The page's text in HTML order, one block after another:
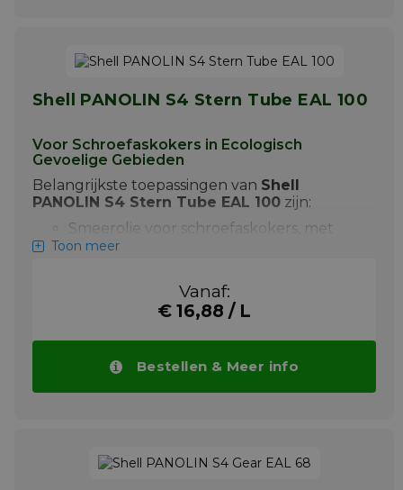
Meer info
Shell PANOLIN S4 Stern Tube EAL 100
Voor Schroefaskokers in Ecologisch
Gevoelige Gebieden
Belangrijkste toepassingen van Shell
PANOLIN S4 Stern Tube EAL 100 zijn:
Smeerolie voor schroefaskokers, met
uitstekende slijtagebescherming
hoge temperaturen
Milieuvriendelijk, voldoet aan EU
Shell PANOLIN S4 Stern Tube EAL 100
verlengt de levensduur van lagers en
beschermt tegen corrosie en slijtage. De olie
Wärtsilä en KEMEL. Bekijk onder aan deze
Toon meer
Vanaf:
€ 16,88 / L
Bestellen & Meer info